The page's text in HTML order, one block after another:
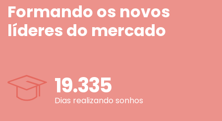
Formando os novos
líderes do mercado
19.335
Dias realizando sonhos